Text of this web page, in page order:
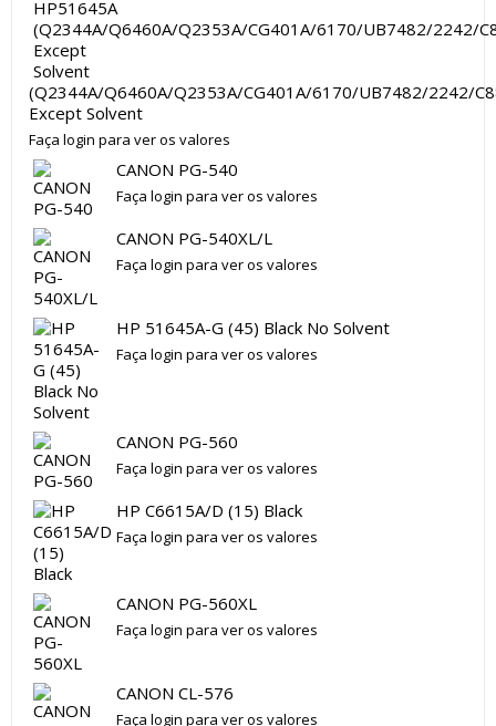
(Q2344A/Q6460A/Q2353A/CG401A/6170/UB7482/2242/
Except Solvent
Faça login para ver os valores
CANON PG-540
Faça login para ver os valores
CANON PG-540XL/L
Faça login para ver os valores
HP 51645A-G (45) Black No Solvent
Faça login para ver os valores
CANON PG-560
Faça login para ver os valores
HP C6615A/D (15) Black
Faça login para ver os valores
CANON PG-560XL
Faça login para ver os valores
CANON CL-576
Faça login para ver os valores